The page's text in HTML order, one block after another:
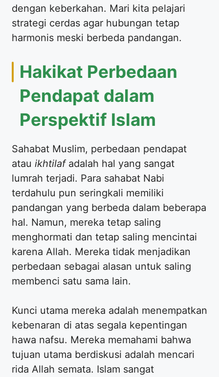
dengan keberkahan. Mari kita pelajari
strategi cerdas agar hubungan tetap
harmonis meski berbeda pandangan.
Hakikat Perbedaan
Pendapat dalam
Perspektif Islam
Sahabat Muslim, perbedaan pendapat
atau ikhtilafadalah hal yang sangat
lumrah terjadi. Para sahabat Nabi
terdahulu pun seringkali memiliki
pandangan yang berbeda dalam beberapa
hal. Namun, mereka tetap saling
menghormati dan tetap saling mencintai
karena Allah. Mereka tidak menjadikan
perbedaan sebagai alasan untuk saling
membenci satu sama lain.
Kunci utama mereka adalah menempatkan
kebenaran di atas segala kepentingan
hawa nafsu. Mereka memahami bahwa
tujuan utama berdiskusi adalah mencari
rida Allah semata. Islam sangat